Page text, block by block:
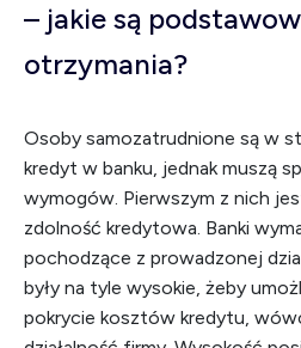
– jakie są
otrzymania?
Osoby samozatrudnione są w
kredyt w banku, jednak muszą
wymogów. Pierwszym z nich
zdolność kredytowa. Banki
pochodzące z prowadzonej
były na tyle wysokie, żeby
pokrycie kosztów kredytu,